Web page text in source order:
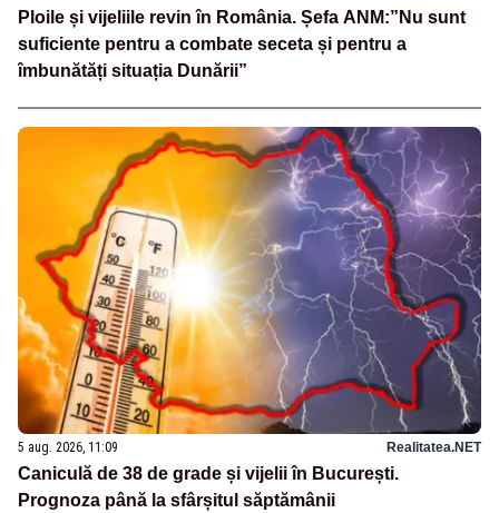
Ploile și vijeliile revin în România. Șefa ANM:”Nu sunt
suficiente pentru a combate seceta și pentru a
îmbunătăți situația Dunării”
5 aug. 2026, 11:09 Realitatea.NET
Caniculă de 38 de grade și vijelii în București.
Prognoza până la sfârșitul săptămânii